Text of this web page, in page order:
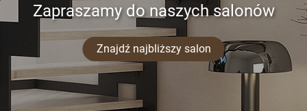
Zapraszamy do naszych salonów
Znajdź najbliższy salon